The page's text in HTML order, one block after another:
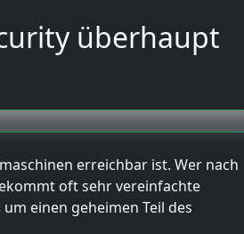
überhaupt
erreichbar ist. Wer nach
oft sehr vereinfachte
einen geheimen Teil des